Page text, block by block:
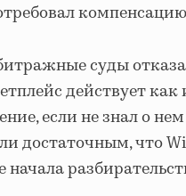
суды
действует
если не знал о
достаточным, что
начала